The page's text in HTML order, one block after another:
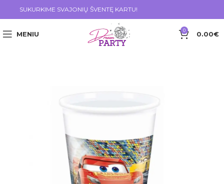
SUKURKIME SVAJONIŲ ŠVENTĘ KARTU!
MENIU 0 0.00€